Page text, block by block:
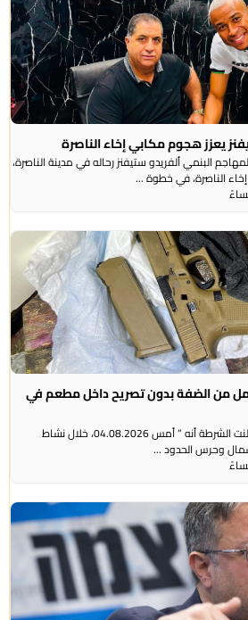
يعزز هجوم مكابي إخاء الناصرة
البنمي ألفريدو ستيفنز رحاله في مدينة الناصرة،
الناصرة، في خطوة ...
الضفة بدون تصريح داخل مطعم في
راديو الناس – بث مباشر أعلنت الشرطة أنه ” أمس 04.08.2026، خلال نشاط
وحرس الحدود ...